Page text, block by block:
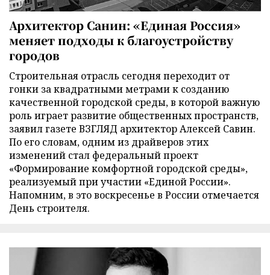
Архитектор Санин: «Единая Россия»
меняет подходы к благоустройству
городов
Строительная отрасль сегодня переходит от
гонки за квадратными метрами к созданию
качественной городской среды, в которой важную
роль играет развитие общественных пространств,
заявил газете ВЗГЛЯД архитектор Алексей Савин.
По его словам, одним из драйверов этих
изменений стал федеральный проект
«Формирование комфортной городской среды»,
реализуемый при участии «Единой России».
Напомним, в это воскресенье в России отмечается
День строителя.